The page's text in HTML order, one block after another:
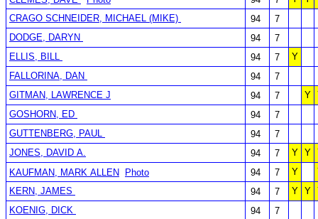
CRAGO SCHNEIDER, MICHAEL (MIKE)
94
7
DODGE, DARYN
94
7
ELLIS, BILL
94 7
Y
FALLORINA, DAN
94
7
GITMAN, LAWRENCE J
94 7 Y
GOSHORN, ED
94
7
GUTTENBERG, PAUL
94
7
JONES, DAVID A.
94 7 Y Y
KAUFMAN, MARK ALLEN
Photo 94 7 Y
KERN, JAMES
94 7 Y Y
KOENIG, DICK
94
7